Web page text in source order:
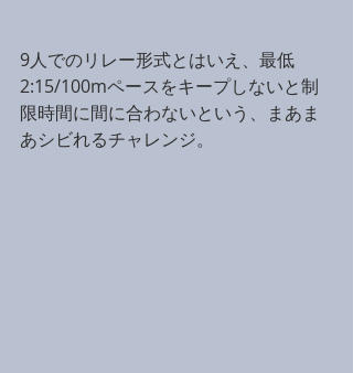
9人でのリレー形式とはいえ、最低
2:15/100mペースをキープしないと制
限時間に間に合わないという、まあま
あシビれるチャレンジ。